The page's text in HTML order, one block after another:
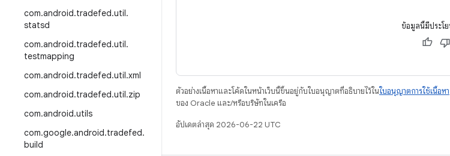
com.android.tradefed.util.
statsd
com.android.tradefed.util.
testmapping
com.android.tradefed.util.xml
com.android.tradefed.util.zip
com.android.utils
com.google.android.tradefed.
build
ข้อมูลนี้มีประโ
ตัวอย่างเนื้อหาและโค้ดในหน้าเว็บนี้ขึ้นอยู่กับใบอนุญาตที่อธิบายไว้ในใบอนุญาตการใช้เนื้อหา
ของ Oracle และ/หรือบริษัทในเครือ
อัปเดตล่าสุด 2026-06-22 UTC